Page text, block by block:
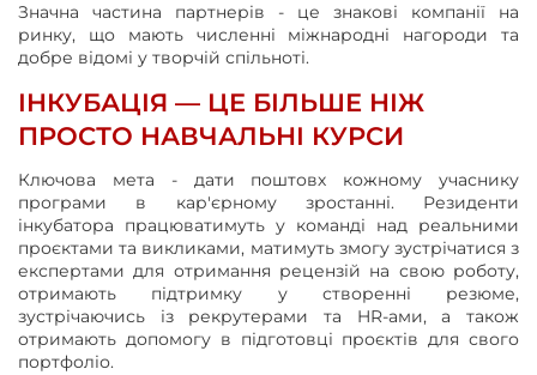
Значна частина партнерів - це знакові компанії на
ринку, що мають численні міжнародні нагороди та
добре відомі у творчій спільноті.
ІНКУБАЦІЯ — ЦЕ БІЛЬШЕ НІЖ
ПРОСТО НАВЧАЛЬНІ КУРСИ
Ключова мета - дати поштовх кожному учаснику
програми в кар'єрному зростанні. Резиденти
інкубатора працюватимуть у команді над реальними
проєктами та викликами, матимуть змогу зустрічатися з
експертами для отримання рецензій на свою роботу,
отримають підтримку у створенні резюме,
зустрічаючись із рекрутерами та HR-ами, а також
отримають допомогу в підготовці проєктів для свого
портфоліо.